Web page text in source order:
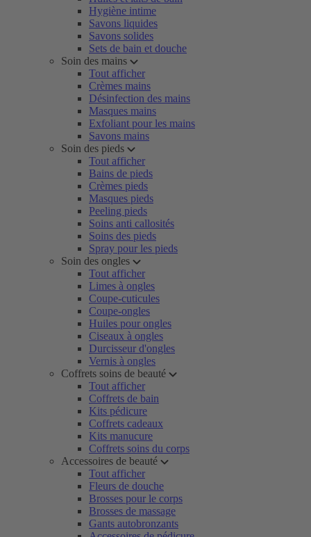
Hygiène intime
Savons liquides
Savons solides
Sets de bain et douche
Soin des mains
Tout afficher
Crèmes mains
Désinfection des mains
Masques mains
Exfoliant pour les mains
Savons mains
Soin des pieds
Tout afficher
Bains de pieds
Crèmes pieds
Masques pieds
Peeling pieds
Soins anti callosités
Soins des pieds
Spray pour les pieds
Soin des ongles
Tout afficher
Limes à ongles
Coupe-cuticules
Coupe-ongles
Huiles pour ongles
Ciseaux à ongles
Durcisseur d'ongles
Vernis à ongles
Coffrets soins de beauté
Tout afficher
Coffrets de bain
Kits pédicure
Coffrets cadeaux
Kits manucure
Coffrets soins du corps
Accessoires de beauté
Tout afficher
Fleurs de douche
Brosses pour le corps
Brosses de massage
Gants autobronzants